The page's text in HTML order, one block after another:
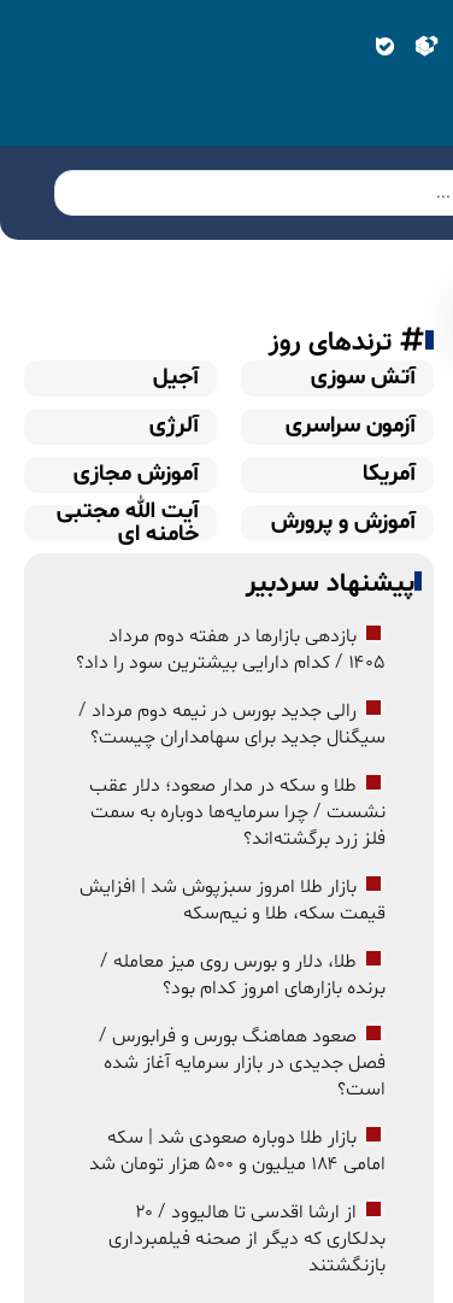
ترندهای روز
آتش سوزی
آجیل
آزمون سراسری
آلرژی
آمریکا
آموزش مجازی
آموزش و پرورش
آیت الله مجتبی
خامنه ای
پیشنهاد سردبیر
بازدهی بازارها در هفته دوم مرداد
۱۴۰۵ / کدام دارایی بیشترین سود را داد؟
رالی جدید بورس در نیمه دوم مرداد /
سیگنال جدید برای سهامداران چیست؟
طلا و سکه در مدار صعود؛ دلار عقب
نشست / چرا سرمایه‌ها دوباره به سمت
فلز زرد برگشته‌اند؟
بازار طلا امروز سبزپوش شد | افزایش
قیمت سکه، طلا و نیم‌سکه
طلا، دلار و بورس روی میز معامله /
برنده بازارهای امروز کدام بود؟
صعود هماهنگ بورس و فرابورس /
فصل جدیدی در بازار سرمایه آغاز شده
است؟
بازار طلا دوباره صعودی شد | سکه
امامی ۱۸۴ میلیون و ۵۰۰ هزار تومان شد
از ارشا اقدسی تا هالیوود / ۲۰
بدلکاری که دیگر از صحنه فیلمبرداری
بازنگشتند